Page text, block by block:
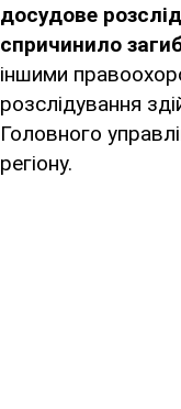
досудове
спричинило
іншими
розслідування
Головного
регіону.